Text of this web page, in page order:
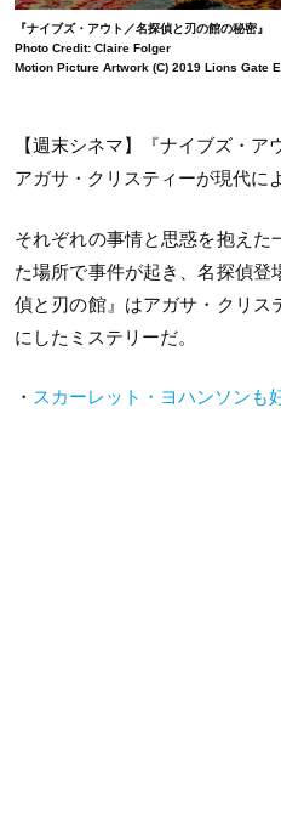
『ナイブズ・アウト／名探偵と刃の館の秘密』
Photo Credit: Claire Folger
Motion Picture Artwork (C) 2019 Lions Gate
【週末シネマ】『ナイブズ・ア
アガサ・クリスティーが現代に
それぞれの事情と思惑を抱えた
た場所で事件が起き、名探偵登
偵と刃の館』はアガサ・クリス
にしたミステリーだ。
・ スカーレット・ヨハンソンも